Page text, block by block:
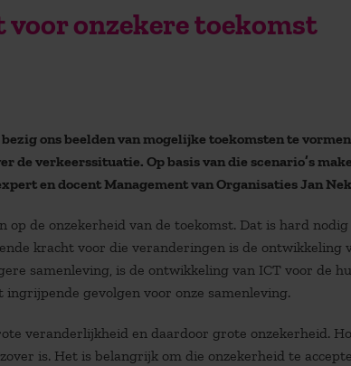
onzekere toekomst
ons beelden van mogelijke toekomsten te
de verkeerssituatie. Op basis van die scenario’s
en docent Management van Organisaties Jan
op de onzekerheid van de toekomst. Dat is hard
kracht voor die veranderingen is de ontwikkeling
samenleving, is de ontwikkeling van ICT voor de
gevolgen voor onze samenleving.
veranderlijkheid en daardoor grote onzekerheid.
is. Het is belangrijk om die onzekerheid te